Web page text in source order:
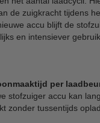
de zuigkracht tijdens
accu blijft de
en intensiever
per
stofzuiger accu kan
zonder tussentijds